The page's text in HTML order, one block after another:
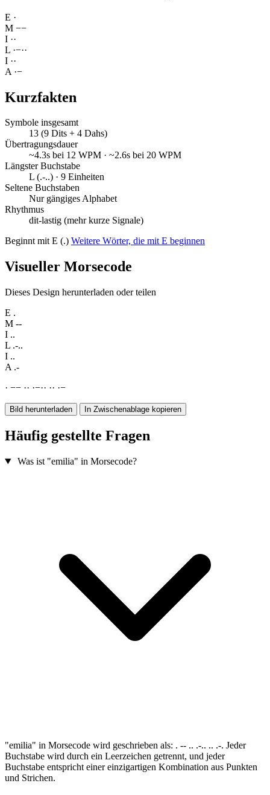
E ·
M −−
I ··
L ·−··
I ··
A ·−
Kurzfakten
Symbole insgesamt
13 (9 Dits + 4 Dahs)
Übertragungsdauer
~4.3s bei 12 WPM · ~2.6s bei 20 WPM
Längster Buchstabe
L (.-..) · 9 Einheiten
Seltene Buchstaben
Nur gängiges Alphabet
Rhythmus
dit-lastig (mehr kurze Signale)
Beginnt mit E (.) Weitere Wörter, die mit E beginnen
Visueller Morsecode
Dieses Design herunterladen oder teilen
E .
M --
I ..
L .-..
I ..
A .-
· −− ·· ·−·· ·· ·−
Bild herunterladen In Zwischenablage kopieren
Häufig gestellte Fragen
Was ist "emilia" in Morsecode?
"emilia" in Morsecode wird geschrieben als: . -- .. .-.. .. .-. Jeder
Buchstabe wird durch ein Leerzeichen getrennt, und jeder
Buchstabe entspricht einer einzigartigen Kombination aus Punkten
und Strichen.